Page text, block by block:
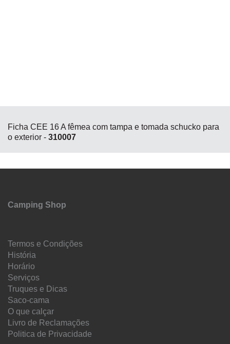
Ficha CEE 16 A fêmea com tampa e tomada schucko para
o exterior - 310007
Camping Shop
Termos e Condições
História
Horário
Serviços
Truques e Dicas
Saco-cama
O que calçar
Livro de Reclamações
Politica de Privacidade